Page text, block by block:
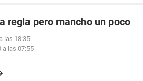
regla pero mancho un poco
las 18:35
a las 07:55